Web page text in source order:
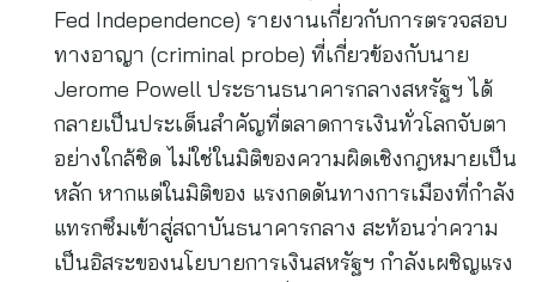
Fed Independence) รายงานเกี่ยวกับการตรวจสอบ
ทางอาญา (criminal probe) ที่เกี่ยวข้องกับนาย
Jerome Powell ประธานธนาคารกลางสหรัฐฯ ได้
กลายเป็นประเด็นสำคัญที่ตลาดการเงินทั่วโลกจับตา
อย่างใกล้ชิด ไม่ใช่ในมิติของความผิดเชิงกฎหมายเป็น
หลัก หากแต่ในมิติของ แรงกดดันทางการเมืองที่กำลัง
แทรกซึมเข้าสู่สถาบันธนาคารกลาง สะท้อนว่าความ
เป็นอิสระของนโยบายการเงินสหรัฐฯ กำลังเผชิญแรง